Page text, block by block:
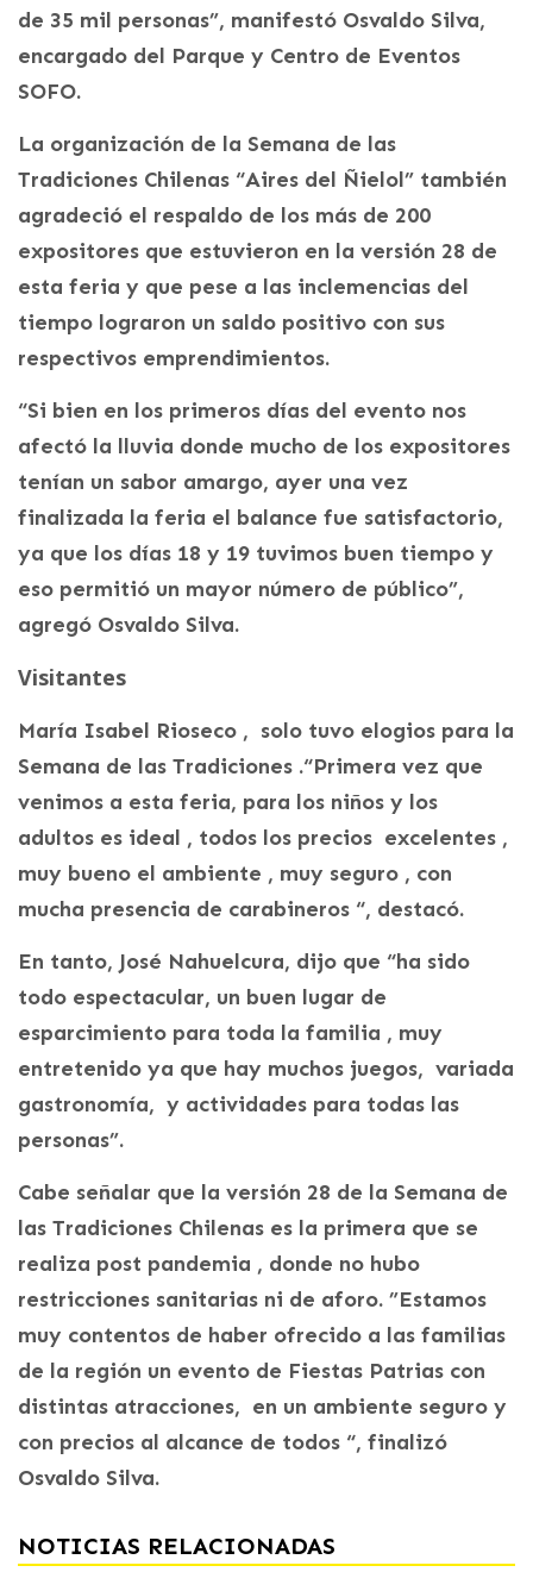
de 35 mil personas”, manifestó Osvaldo Silva,
encargado del Parque y Centro de Eventos
SOFO.
La organización de la Semana de las
Tradiciones Chilenas “Aires del Ñielol” también
agradeció el respaldo de los más de 200
expositores que estuvieron en la versión 28 de
esta feria y que pese a las inclemencias del
tiempo lograron un saldo positivo con sus
respectivos emprendimientos.
“Si bien en los primeros días del evento nos
afectó la lluvia donde mucho de los expositores
tenían un sabor amargo, ayer una vez
finalizada la feria el balance fue satisfactorio,
ya que los días 18 y 19 tuvimos buen tiempo y
eso permitió un mayor número de público”,
agregó Osvaldo Silva.
Visitantes
María Isabel Rioseco , solo tuvo elogios para la
Semana de las Tradiciones .“Primera vez que
venimos a esta feria, para los niños y los
adultos es ideal , todos los precios excelentes ,
muy bueno el ambiente , muy seguro , con
mucha presencia de carabineros “, destacó.
En tanto, José Nahuelcura, dijo que “ha sido
todo espectacular, un buen lugar de
esparcimiento para toda la familia , muy
entretenido ya que hay muchos juegos, variada
gastronomía, y actividades para todas las
personas”.
Cabe señalar que la versión 28 de la Semana de
las Tradiciones Chilenas es la primera que se
realiza post pandemia , donde no hubo
restricciones sanitarias ni de aforo. ”Estamos
muy contentos de haber ofrecido a las familias
de la región un evento de Fiestas Patrias con
distintas atracciones, en un ambiente seguro y
con precios al alcance de todos “, finalizó
Osvaldo Silva.
NOTICIAS RELACIONADAS